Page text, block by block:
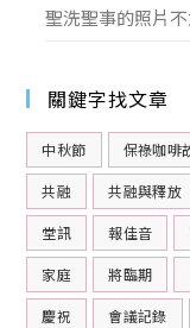
聖洗聖事的照片不
關鍵字找文章
中秋節 保祿咖啡
共融 共融與釋放
堂訊 報佳音
家庭 將臨期
慶祝 會議記錄